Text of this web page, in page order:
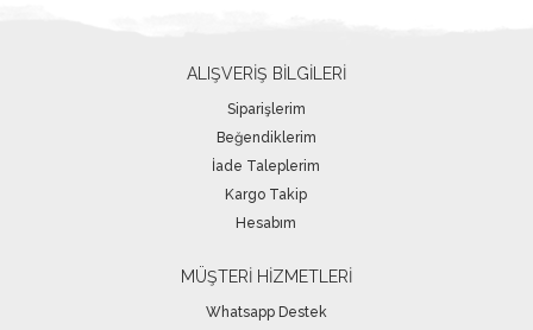
ALIŞVERİŞ BİLGİLERİ
Siparişlerim
Beğendiklerim
İade Taleplerim
Kargo Takip
Hesabım
MÜŞTERİ HİZMETLERİ
Whatsapp Destek